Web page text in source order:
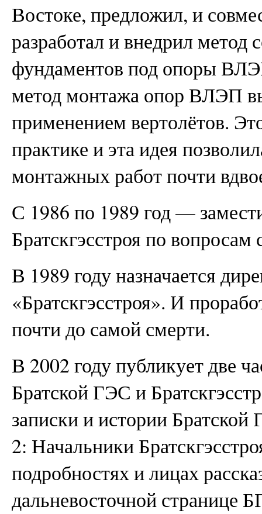
Востоке, предложил, и
разработал и внедрил
фундаментов под опоры
метод монтажа опор ВЛЭП
применением вертолётов.
практике и эта идея
монтажных работ почти
С 1986 по 1989 год —
Братскгэсстроя по вопросам
В 1989 году назначается
«Братскгэсстроя». И
почти до самой смерти.
В 2002 году публикует две
Братской ГЭС и
записки и истории Братской
2: Начальники
подробностях и лицах
дальневосточной странице